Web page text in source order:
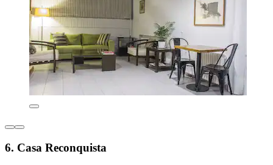
6. Casa Reconquista